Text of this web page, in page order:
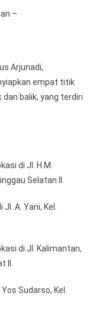
–
Arjunadi,
empat titik
balik, yang terdiri
di Jl. H.M.
Selatan II.
A. Yani, Kel.
di Jl. Kalimantan,
II.
Sudarso, Kel.